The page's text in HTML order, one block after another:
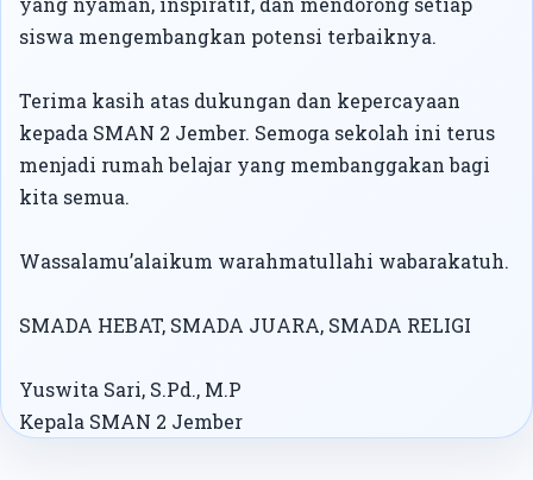
siswa mengembangkan potensi terbaiknya.
Terima kasih atas dukungan dan kepercayaan
kepada SMAN 2 Jember. Semoga sekolah ini terus
menjadi rumah belajar yang membanggakan bagi
kita semua.
Wassalamu’alaikum warahmatullahi wabarakatuh.
SMADA HEBAT, SMADA JUARA, SMADA RELIGI
Yuswita Sari, S.Pd., M.P
Kepala SMAN 2 Jember